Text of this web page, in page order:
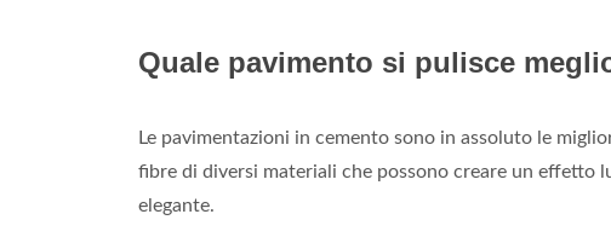
Quale pavimento si pulisce
Le pavimentazioni in cemento sono in assoluto le
fibre di diversi materiali che possono creare un effetto
elegante.